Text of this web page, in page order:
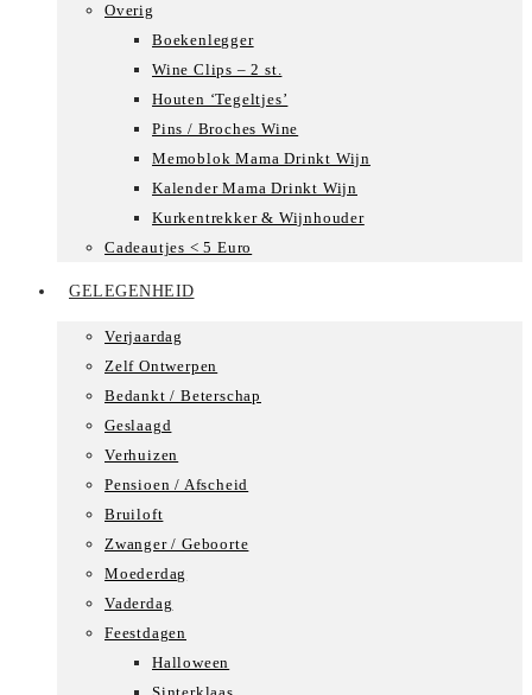
Overig
Boekenlegger
Wine Clips – 2 st.
Houten ‘Tegeltjes’
Pins / Broches Wine
Memoblok Mama Drinkt Wijn
Kalender Mama Drinkt Wijn
Kurkentrekker & Wijnhouder
Cadeautjes < 5 Euro
GELEGENHEID
Verjaardag
Zelf Ontwerpen
Bedankt / Beterschap
Geslaagd
Verhuizen
Pensioen / Afscheid
Bruiloft
Zwanger / Geboorte
Moederdag
Vaderdag
Feestdagen
Halloween